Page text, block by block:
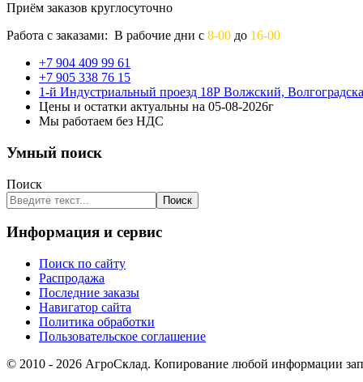
Приём заказов круглосуточно
Работа с заказами: В рабочие дни с 8-00 до 16-00
+7 904 409 99 61
+7 905 338 76 15
1-й Индустриальный проезд 18Р Волжский,
Цены и остатки актуальны на 05-08-2026г
Мы работаем без НДС
Умный поиск
Поиск
Поиск
Информация и сервис
Поиск по сайту
Распродажа
Последние заказы
Навигатор сайта
Политика обработки
Пользовательское соглашение
© 2010 - 2026 АгроСклад. Копирование любой информации